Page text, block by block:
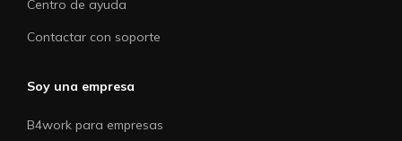
Centro de ayuda
Contactar con soporte
Soy una empresa
B4work para empresas